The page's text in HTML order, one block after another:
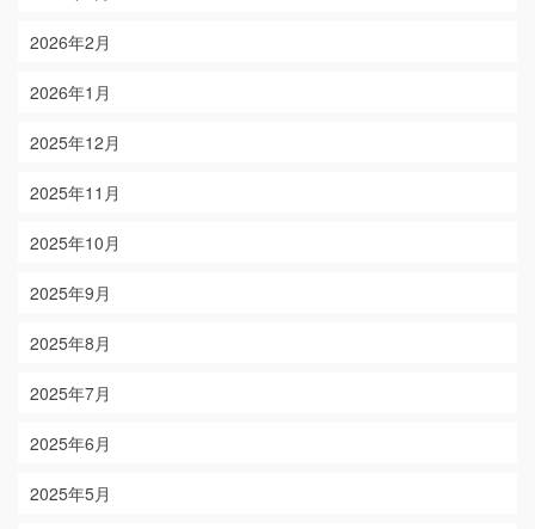
2026年2月
2026年1月
2025年12月
2025年11月
2025年10月
2025年9月
2025年8月
2025年7月
2025年6月
2025年5月